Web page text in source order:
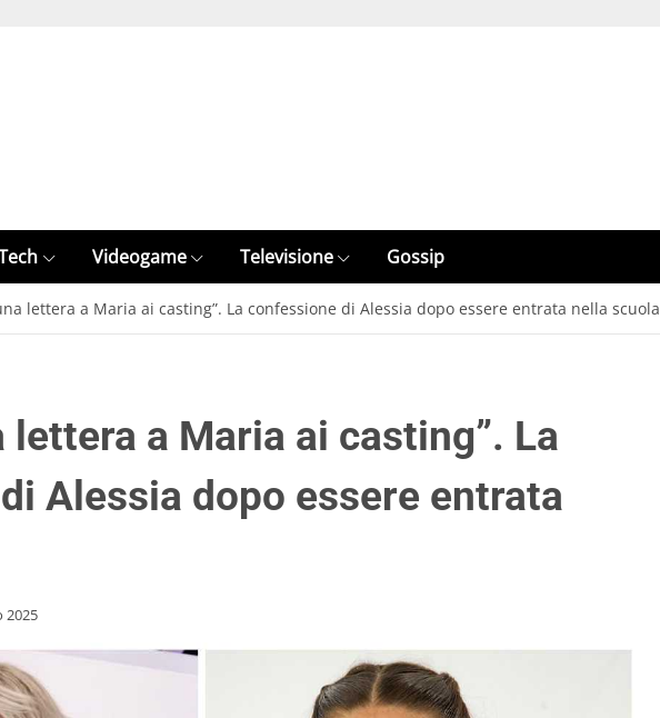
Videogame Televisione Gossip
lettera a Maria ai casting”. La confessione di Alessia dopo essere entrata nella scuola
lettera a Maria ai casting”. La
Alessia dopo essere entrata
2025